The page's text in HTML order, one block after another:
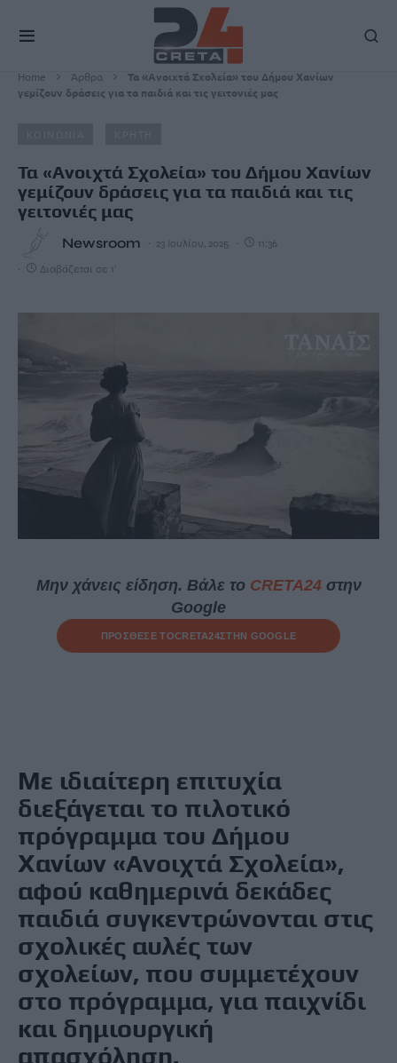
Home Άρθρα
Τα «Ανοιχτά Σχολεία» του Δήμου Χανίων
γεμίζουν δράσεις για τα παιδιά και τις γειτονιές μας
Τα «Ανοιχτά Σχολεία» του Δήμου Χανίων
γεμίζουν δράσεις για τα παιδιά και τις
γειτονιές μας
Newsroom 23 Ιουλίου, 2025 11:36
Διαβάζεται σε 1'
Μην χάνεις είδηση. Βάλε το CRETA24στην
Google
ΠΡΟΣΘΕΣΕ ΤΟCRETA24ΣΤΗΝ GOOGLE
Με ιδιαίτερη επιτυχία
διεξάγεται το πιλοτικό
πρόγραμμα του Δήμου
Χανίων «Ανοιχτά Σχολεία»,
αφού καθημερινά δεκάδες
παιδιά συγκεντρώνονται στις
σχολικές αυλές των
σχολείων, που συμμετέχουν
στο πρόγραμμα, για παιχνίδι
και δημιουργική
απασχόληση.